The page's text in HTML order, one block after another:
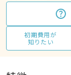
初期費用が
知りたい